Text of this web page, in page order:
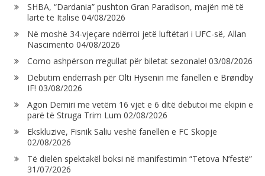
SHBA, “Dardania” pushton Gran Paradison, majën më të
lartë të Italisë 04/08/2026
Në moshë 34-vjeçare ndërroi jetë luftëtari i UFC-së, Allan
Nascimento 04/08/2026
Como ashpërson rregullat për biletat sezonale! 03/08/2026
Debutim ëndërrash për Olti Hysenin me fanellën e Brøndby
IF! 03/08/2026
Agon Demiri me vetëm 16 vjet e 6 ditë debutoi me ekipin e
parë të Struga Trim Lum 02/08/2026
Ekskluzive, Fisnik Saliu veshë fanellën e FC Skopje
02/08/2026
Të dielën spektakël boksi në manifestimin “Tetova N’festë”
31/07/2026